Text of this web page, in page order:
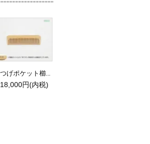
18,000円(内税)